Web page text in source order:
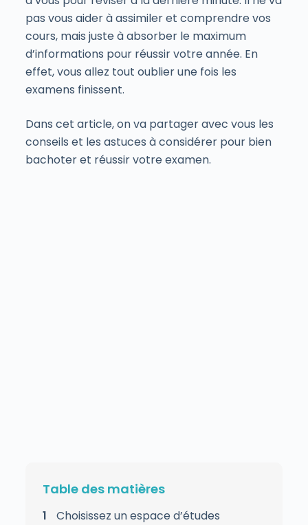
pas vous aider à assimiler et comprendre vos
cours, mais juste à absorber le maximum
d’informations pour réussir votre année. En
effet, vous allez tout oublier une fois les
examens finissent.
Dans cet article, on va partager avec vous les
conseils et les astuces à considérer pour bien
bachoter et réussir votre examen.
Table des matières
1
Choisissez un espace d’études